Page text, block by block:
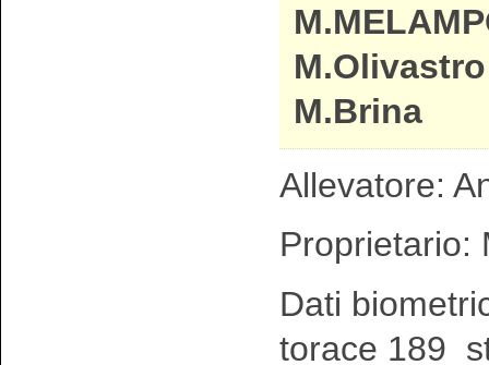
M.Brina
Allevatore:
Proprietario:
Dati
torace 189